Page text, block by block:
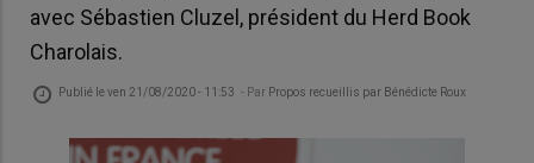
avec Sébastien Cluzel, président du Herd Book
Charolais.
Publié leven 21/08/2020 - 11:53 - Par Propos recueillis par Bénédicte Roux